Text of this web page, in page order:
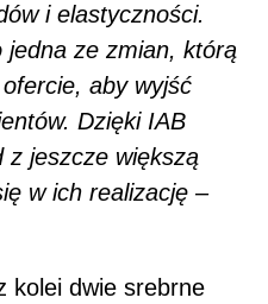
i elastyczności.
ze zmian, którą
aby wyjść
Dzięki IAB
z jeszcze większą
w ich realizację –
kolei dwie srebrne